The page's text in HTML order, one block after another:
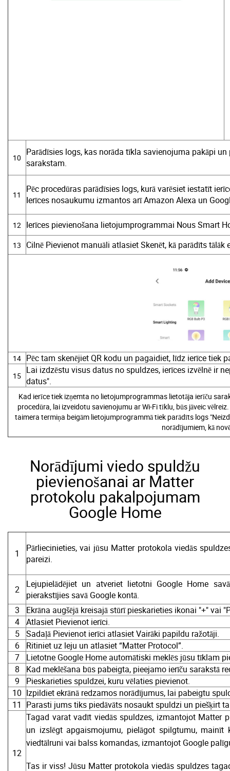
10
Parādīsies logs, kas norāda tīkla savienojuma pakāpi
sarakstam.
11
Pēc procedūras parādīsies logs, kurā varēsiet iestatīt
Ierīces nosaukumu izmantos arī Amazon Alexa un
12 Ierīces pievienošana lietojumprogrammai Nous Smart
13 Cilnē Pievienot manuāli atlasiet Skenēt, kā parādīts tālāk
14 Pēc tam skenējiet QR kodu un pagaidiet, līdz ierīce tiek
15
Lai izdzēstu visus datus no spuldzes, ierīces izvēlnē ir
datus".
Kad ierīce tiek izņemta no lietojumprogrammas lietotāja ierīču
procedūra, lai izveidotu savienojumu ar Wi-Fi tīklu, būs jāveic
taimera termiņa beigām lietojumprogrammā tiek parādīts logs
norādījumiem, kā
Norādījumi viedo spuldžu
pievienošanai ar Matter
protokolu pakalpojumam
Google Home
1
Pārliecinieties, vai jūsu Matter protokola viedās
pareizi.
2
Lejupielādējiet un atveriet lietotni Google Home
pierakstījies savā Google kontā.
3
Ekrāna augšējā kreisajā stūrī pieskarieties ikonai "+" vai
4
Atlasiet Pievienot ierīci.
5
Sadaļā Pievienot ierīci atlasiet Vairāki papildu ražotāji.
6
Ritiniet uz leju un atlasiet “Matter Protocol”.
7
Lietotne Google Home automātiski meklēs jūsu tīklam
8
Kad meklēšana būs pabeigta, pieejamo ierīču sarakstā
9
Pieskarieties spuldzei, kuru vēlaties pievienot.
10 Izpildiet ekrānā redzamos norādījumus, lai pabeigtu
11 Parasti jums tiks piedāvāts nosaukt spuldzi un piešķirt
12
Tagad varat vadīt viedās spuldzes, izmantojot Matter
un izslēgt apgaismojumu, pielāgot spilgtumu,
viedtālruni vai balss komandas, izmantojot Google
Tas ir viss! Jūsu Matter protokola viedās spuldzes